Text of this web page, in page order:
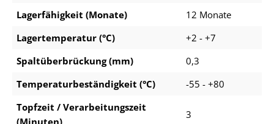
Lagerfähigkeit (Monate)
12 Monate
Lagertemperatur (°C)
+2 - +7
Spaltüberbrückung (mm)
0,3
Temperaturbeständigkeit (°C)
-55 - +80
Topfzeit / Verarbeitungszeit
3